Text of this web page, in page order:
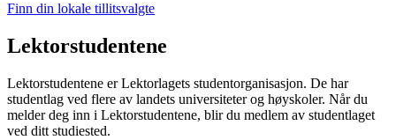
Finn din lokale tillitsvalgte
Lektorstudentene
Lektorstudentene er Lektorlagets studentorganisasjon. De har
studentlag ved flere av landets universiteter og høyskoler. Når du
melder deg inn i Lektorstudentene, blir du medlem av studentlaget
ved ditt studiested.